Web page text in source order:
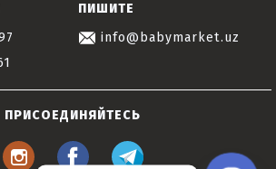
ПИШИТЕ
info@babymarket.uz
ПРИСОЕДИНЯЙТЕСЬ